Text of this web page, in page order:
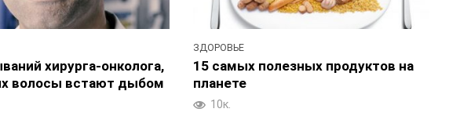
хирурга-онколога,
волосы встают дыбом
ЗДОРОВЬЕ
15 самых полезных продуктов на
планете
10к.